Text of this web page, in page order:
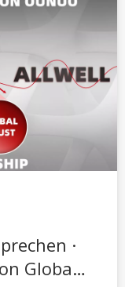
·
Global